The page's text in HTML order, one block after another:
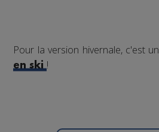
Pour la version hivernale, c'est un
en ski !